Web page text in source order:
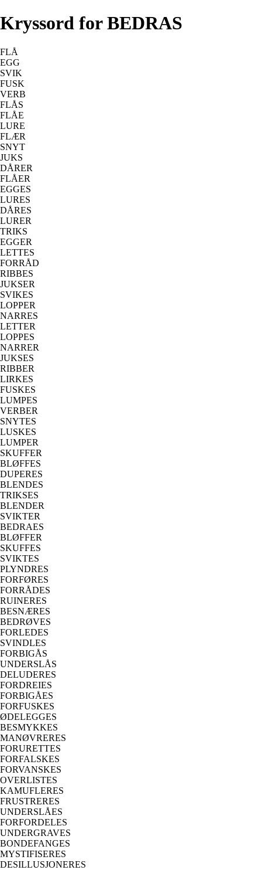
Kryssord for BEDRAS
FLÅ
EGG
SVIK
FUSK
VERB
FLÅS
FLÅE
LURE
FLÆR
SNYT
JUKS
DÅRER
FLÅER
EGGES
LURES
DÅRES
LURER
TRIKS
EGGER
LETTES
FORRÅD
RIBBES
JUKSER
SVIKES
LOPPER
NARRES
LETTER
LOPPES
NARRER
JUKSES
RIBBER
LIRKES
FUSKES
LUMPES
VERBER
SNYTES
LUSKES
LUMPER
SKUFFER
BLØFFES
DUPERES
BLENDES
TRIKSES
BLENDER
SVIKTER
BEDRAES
BLØFFER
SKUFFES
SVIKTES
PLYNDRES
FORFØRES
FORRÅDES
RUINERES
BESNÆRES
BEDRØVES
FORLEDES
SVINDLES
FORBIGÅS
UNDERSLÅS
DELUDERES
FORDREIES
FORBIGÅES
FORFUSKES
ØDELEGGES
BESMYKKES
MANØVRERES
FORURETTES
FORFALSKES
FORVANSKES
OVERLISTES
KAMUFLERES
FRUSTRERES
UNDERSLÅES
FORFORDELES
UNDERGRAVES
BONDEFANGES
MYSTIFISERES
DESILLUSJONERES